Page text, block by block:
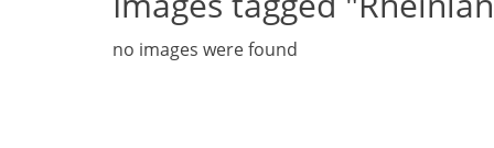
no images were found